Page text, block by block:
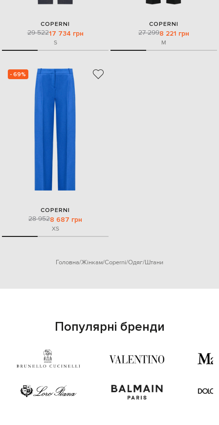
COPERNI
29 52217 734 грн
S
COPERNI
27 2998 221 грн
M
- 69%
COPERNI
28 9528 687 грн
XS
Головна Жінкам Coperni Одяг Штани
Популярні бренди